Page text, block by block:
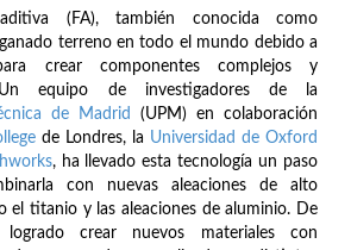
(FA), también conocida como
terreno en todo el mundo debido a
crear componentes complejos y
Un equipo de investigadores de la
de Madrid
(UPM) en colaboración
de Londres, la Universidad de Oxford
, ha llevado esta tecnología un paso
con nuevas aleaciones de alto
el titanio y las aleaciones de aluminio. De
crear nuevos materiales con